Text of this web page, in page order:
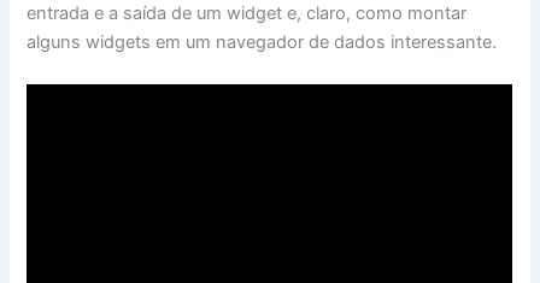
entrada e a saída de um widget e, claro, como montar
alguns widgets em um navegador de dados interessante.